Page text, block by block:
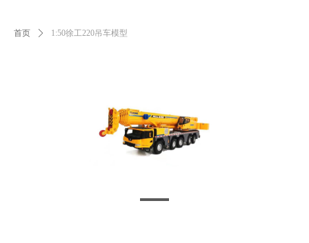
首页 ꄲ 1:50徐工220吊车模型